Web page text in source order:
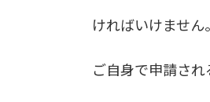
ければいけません。
ご自身で申請さ